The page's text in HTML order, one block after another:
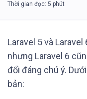
Laravel 5 và
nhưng Laravel 6
đổi đáng chú ý.
bản: